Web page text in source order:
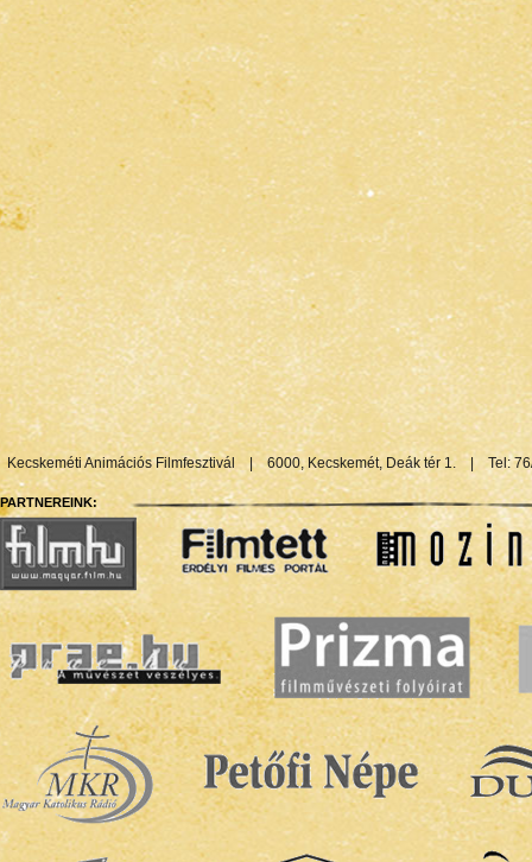
Kecskeméti Animációs Filmfesztivál | 6000, Kecskemét, Deák tér 1. Tel:
PARTNEREINK: